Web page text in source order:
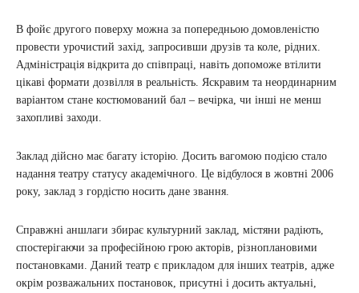
В фойє другого поверху можна за попередньою домовленістю
провести урочистий захід, запросивши друзів та коле, рідних.
Адміністрація відкрита до співпраці, навіть допоможе втілити
цікаві формати дозвілля в реальність. Яскравим та неординарним
варіантом стане костюмований бал – вечірка, чи інші не менш
захопливі заходи.
Заклад дійсно має багату історію. Досить вагомою подією стало
надання театру статусу академічного. Це відбулося в жовтні 2006
року, заклад з гордістю носить дане звання.
Справжні аншлаги збирає культурний заклад, містяни радіють,
спостерігаючи за професійною грою акторів, різноплановими
постановками. Даний театр є прикладом для інших театрів, адже
окрім розважальних постановок, присутні і досить актуальні,